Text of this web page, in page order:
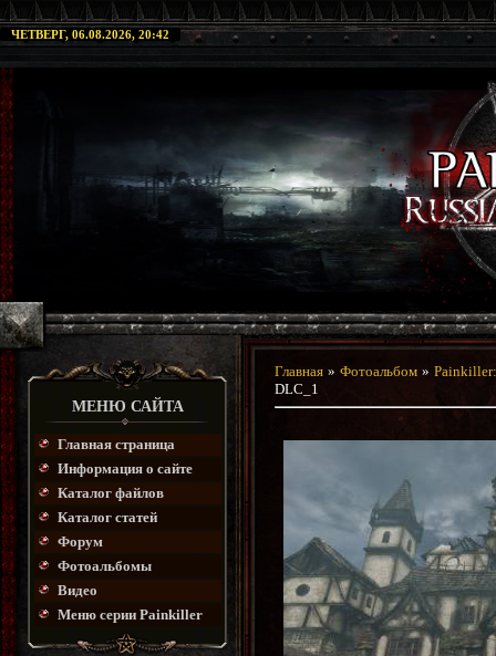
ЧЕТВЕРГ, 06.08.2026, 20:42
МЕНЮ САЙТА
Главная страница
Информация о сайте
Каталог файлов
Каталог статей
Форум
Фотоальбомы
Видео
Меню серии Painkiller
Главная » Фотоальбом »
DLC_1